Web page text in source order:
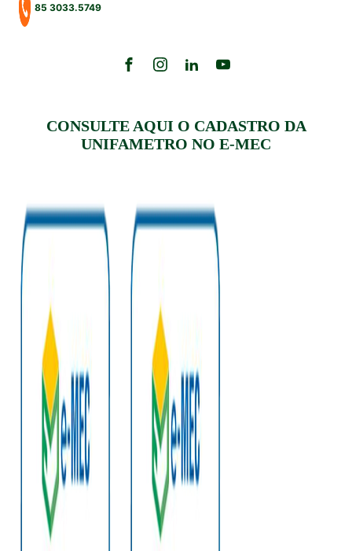
85 3033.5749
CONSULTE AQUI O CADASTRO DA
UNIFAMETRO NO E-MEC